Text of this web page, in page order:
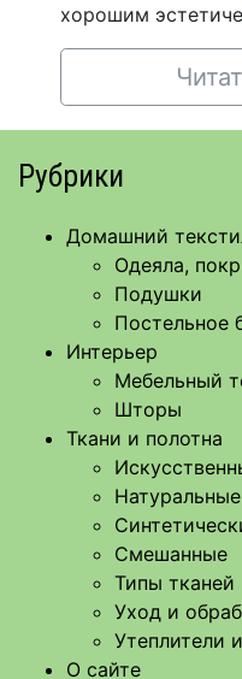
хорошим
Рубрики
Домашний
Одеяла,
Подушки
Постельное
Интерьер
Мебельный
Шторы
Ткани и полотна
Смешанные
Типы тканей
Уход и
Утеплители
О сайте